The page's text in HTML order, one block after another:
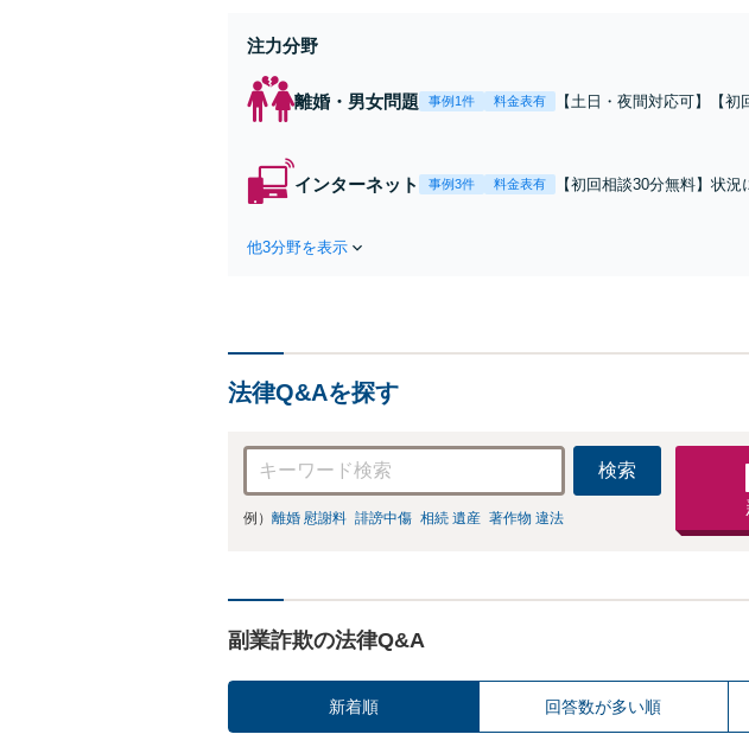
注力分野
離婚・男女問題 事例1件 料金表有
【土日・夜間対応可】【初
金額アップ／減額交渉も
インターネット 事例3件 料金表有
【初回相談30分無料】状況
他3分野を表示
法律Q&Aを探す
検索
例） 離婚 慰謝料 誹謗中傷 相続 遺産 著作物 違法
副業詐欺の法律Q&A
新着順 回答数が多い順